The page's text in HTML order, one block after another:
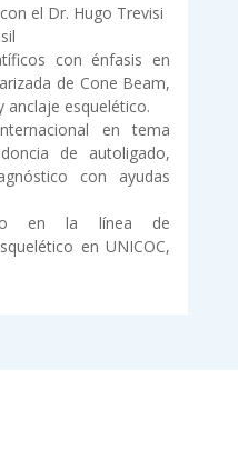
el Dr. Hugo Trevisi
con énfasis en
de Cone Beam,
anclaje esquelético.
en tema
de autoligado,
con ayudas
en la línea de
en UNICOC,